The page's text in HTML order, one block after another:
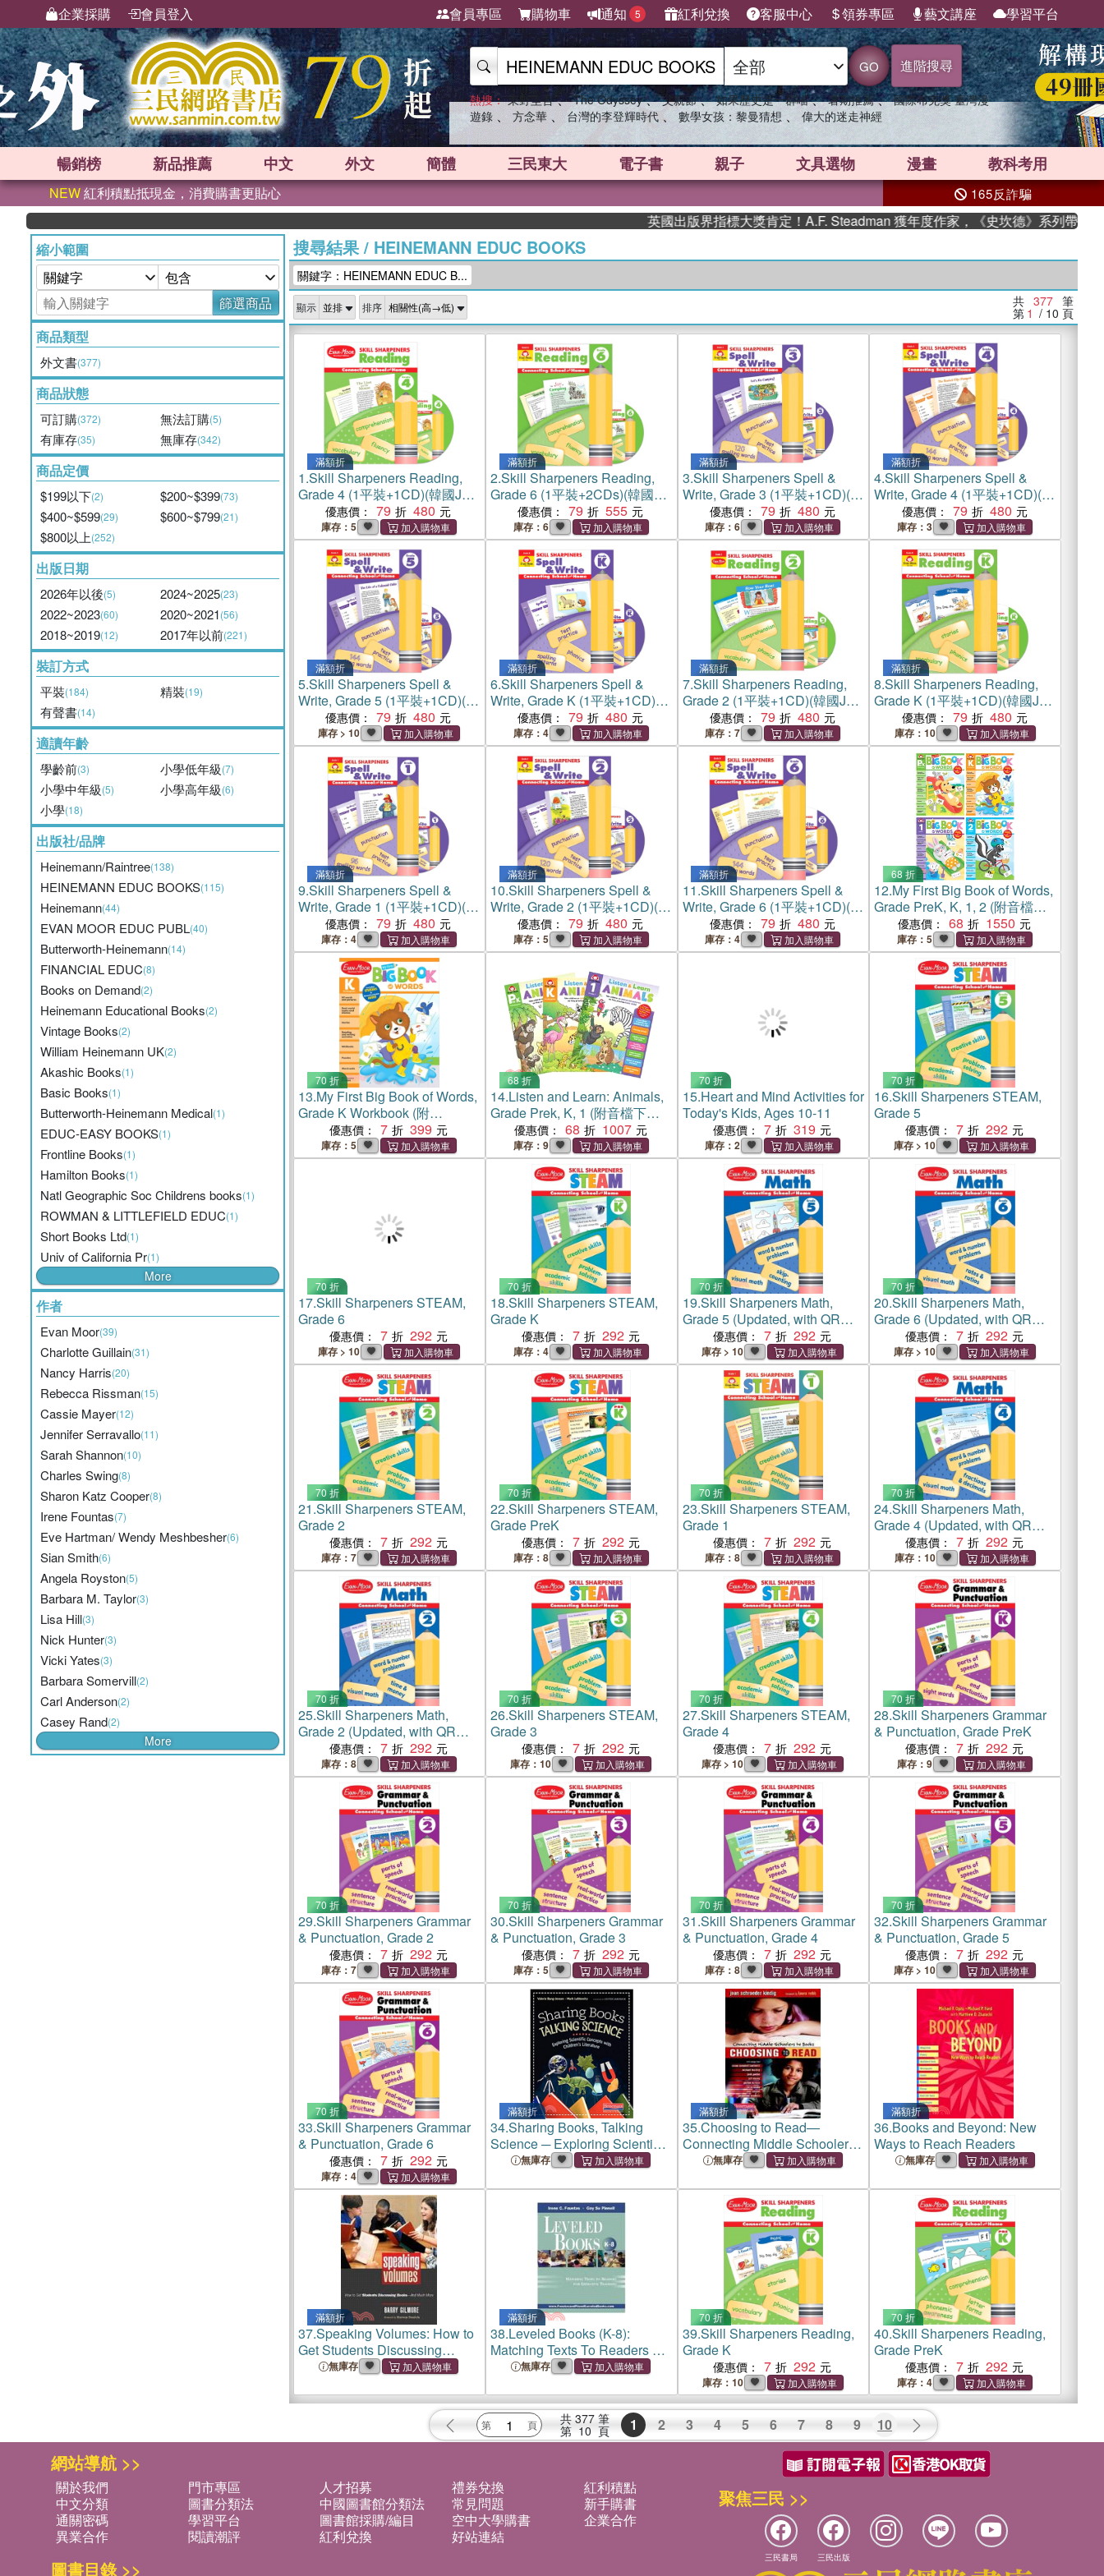
企業採購 會員登入 會員專區 購物車 通知 5 紅利兌換 客服中心 領券專區 藝文講座 學習平台
GO 進階搜尋
熱搜： 東野圭吾 、 The Odyssey 、 父親節 、 如果歷史是一群喵 、 暑期推薦 、 國際布克獎 臺灣漫
遊錄 、 方念華 、 台灣的李登輝時代 、 數學女孩：黎曼猜想 、 偉大的迷走神經
暢銷榜 新品推薦 中文 外文 簡體 三民東大 電子書 親子 文具選物 漫畫 教科考用
NEW紅利積點抵現金，消費購書更貼心 165反詐騙
英國出版界指標大獎肯定！A.F. Steadman 獲年度作家，《史坎德》系列帶你踏上熱血奇
縮小範圍
篩選商品
商品類型
外文書(377)
商品狀態
可訂購(372) 無法訂購(5)
有庫存(35) 無庫存(342)
商品定價
$199以下(2) $200~$399(73)
$400~$599(29) $600~$799(21)
$800以上(252)
出版日期
2026年以後(5) 2024~2025(23)
2022~2023(60) 2020~2021(56)
2018~2019(12) 2017年以前(221)
裝訂方式
平裝(184) 精裝(19)
有聲書(14)
適讀年齡
學齡前(3) 小學低年級(7)
小學中年級(5) 小學高年級(6)
小學(18)
出版社/品牌
Heinemann/Raintree(138)
HEINEMANN EDUC BOOKS(115)
Heinemann(44)
EVAN MOOR EDUC PUBL(40)
Butterworth-Heinemann(14)
FINANCIAL EDUC(8)
Books on Demand(2)
Heinemann Educational Books(2)
Vintage Books(2)
William Heinemann UK(2)
Akashic Books(1)
Basic Books(1)
Butterworth-Heinemann Medical(1)
EDUC-EASY BOOKS(1)
Frontline Books(1)
Hamilton Books(1)
Natl Geographic Soc Childrens books(1)
ROWMAN & LITTLEFIELD EDUC(1)
Short Books Ltd(1)
Univ of California Pr(1)
More
作者
Evan Moor(39)
Charlotte Guillain(31)
Nancy Harris(20)
Rebecca Rissman(15)
Cassie Mayer(12)
Jennifer Serravallo(11)
Sarah Shannon(10)
Charles Swing(8)
Sharon Katz Cooper(8)
Irene Fountas(7)
Eve Hartman/ Wendy Meshbesher(6)
Sian Smith(6)
Angela Royston(5)
Barbara M. Taylor(3)
Lisa Hill(3)
Nick Hunter(3)
Vicki Yates(3)
Barbara Somervill(2)
Carl Anderson(2)
Casey Rand(2)
More
搜尋結果/ HEINEMANN EDUC BOOKS
關鍵字：HEINEMANN EDUC B...
顯示 排序 共 377 筆
第 1 / 10 頁
滿額折
1.Skill Sharpeners Reading,
Grade 4 (1平裝+1CD)(韓國JY
Books版)
優惠價： 79 480
庫存：5
滿額折
2.Skill Sharpeners Reading,
Grade 6 (1平裝+2CDs)(韓國JY
Books版)
優惠價： 79 555
庫存：6
滿額折
3.Skill Sharpeners Spell &
Write, Grade 3 (1平裝+1CD)(韓
國JY Books版)
優惠價： 79 480
庫存：6
滿額折
4.Skill Sharpeners Spell &
Write, Grade 4 (1平裝+1CD)(韓
國JY Books版)
優惠價： 79 480
庫存：3
滿額折
5.Skill Sharpeners Spell &
Write, Grade 5 (1平裝+1CD)(韓
國JY Books版)
優惠價： 79 480
庫存 > 10
滿額折
6.Skill Sharpeners Spell &
Write, Grade K (1平裝+1CD)
(韓國JY Books版)
優惠價： 79 480
庫存：4
滿額折
7.Skill Sharpeners Reading,
Grade 2 (1平裝+1CD)(韓國JY
Books版)
優惠價： 79 480
庫存：7
滿額折
8.Skill Sharpeners Reading,
Grade K (1平裝+1CD)(韓國JY
Books版)
優惠價： 79 480
庫存：10
滿額折
9.Skill Sharpeners Spell &
Write, Grade 1 (1平裝+1CD)(韓
國JY Books版)
優惠價： 79 480
庫存：4
滿額折
10.Skill Sharpeners Spell &
Write, Grade 2 (1平裝+1CD)(韓
國JY Books版)
優惠價： 79 480
庫存：5
滿額折
11.Skill Sharpeners Spell &
Write, Grade 6 (1平裝+1CD)(韓
國JY Books版)
優惠價： 79 480
庫存：4
68 折
12.My First Big Book of Words,
Grade PreK, K, 1, 2 (附音檔下
載連結)(共4本)
優惠價： 68 1550
庫存：5
70 折
13.My First Big Book of Words,
Grade K Workbook (附
QRCODE音檔)
優惠價： 7 399
庫存：5
68 折
14.Listen and Learn: Animals,
Grade Prek, K, 1 (附音檔下載
連結)(共3本)
優惠價： 68 1007
庫存：9
70 折
15.Heart and Mind Activities for
Today's Kids, Ages 10-11
優惠價： 7 319
庫存：2
70 折
16.Skill Sharpeners STEAM,
Grade 5
優惠價： 7 292
庫存 > 10
70 折
17.Skill Sharpeners STEAM,
Grade 6
優惠價： 7 292
庫存 > 10
70 折
18.Skill Sharpeners STEAM,
Grade K
優惠價： 7 292
庫存：4
70 折
19.Skill Sharpeners Math,
Grade 5 (Updated, with QR
code downloadable teacher
guide)
優惠價： 7 292
庫存 > 10
70 折
20.Skill Sharpeners Math,
Grade 6 (Updated, with QR
code downloadable teacher
guide)
優惠價： 7 292
庫存 > 10
70 折
21.Skill Sharpeners STEAM,
Grade 2
優惠價： 7 292
庫存：7
70 折
22.Skill Sharpeners STEAM,
Grade PreK
優惠價： 7 292
庫存：8
70 折
23.Skill Sharpeners STEAM,
Grade 1
優惠價： 7 292
庫存：8
70 折
24.Skill Sharpeners Math,
Grade 4 (Updated, with QR
code downloadable teacher
guide)
優惠價： 7 292
庫存：10
70 折
25.Skill Sharpeners Math,
Grade 2 (Updated, with QR
code downloadable teacher
guide)
優惠價： 7 292
庫存：8
70 折
26.Skill Sharpeners STEAM,
Grade 3
優惠價： 7 292
庫存：10
70 折
27.Skill Sharpeners STEAM,
Grade 4
優惠價： 7 292
庫存 > 10
70 折
28.Skill Sharpeners Grammar
& Punctuation, Grade PreK
優惠價： 7 292
庫存：9
70 折
29.Skill Sharpeners Grammar
& Punctuation, Grade 2
優惠價： 7 292
庫存：7
70 折
30.Skill Sharpeners Grammar
& Punctuation, Grade 3
優惠價： 7 292
庫存：5
70 折
31.Skill Sharpeners Grammar
& Punctuation, Grade 4
優惠價： 7 292
庫存：8
70 折
32.Skill Sharpeners Grammar
& Punctuation, Grade 5
優惠價： 7 292
庫存 > 10
70 折
33.Skill Sharpeners Grammar
& Punctuation, Grade 6
優惠價： 7 292
庫存：4
滿額折
34.Sharing Books, Talking
Science ─ Exploring Scientific
Concepts With Children's
無庫存
滿額折
35.Choosing to Read—
Connecting Middle Schoolers
to Books
無庫存
滿額折
36.Books and Beyond: New
Ways to Reach Readers
無庫存
滿額折
37.Speaking Volumes: How to
Get Students Discussing
Books- And Much More
無庫存
滿額折
38.Leveled Books (K-8):
Matching Texts To Readers For
Effective Teaching
無庫存
70 折
39.Skill Sharpeners Reading,
Grade K
優惠價： 7 292
庫存：10
70 折
40.Skill Sharpeners Reading,
Grade PreK
優惠價： 7 292
庫存：4
共 377 筆
第 10 頁 1 2 3 4 5 6 7 8 9 10
網站導航 >>
關於我們 門市專區 人才招募 禮券兌換
紅利積點
中文分類
圖書分類法 中國圖書館分類法 常見問題
新手購書
通關密碼
學習平台 圖書館採購/編目 空中大學購書
企業合作
異業合作
閱讀潮評 紅利兌換 好站連結
圖書目錄 >>
聚焦三民 >>
三民書局 三民出版